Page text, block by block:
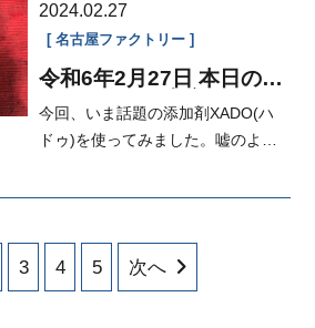
2024.02.27
名古屋ファクトリー
令和6年2月27日 本日の
XADO(ハドゥ)
今回、いま話題の添加剤XADO(ハ
ドゥ)を使ってみました。嘘のよう
3 4 5 次へ